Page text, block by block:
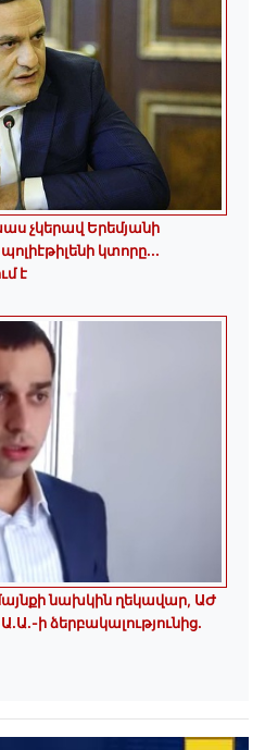
չկերավ Երեմյանի
կտորը․․․
է
նախկին ղեկավար, ԱԺ
ի ձերբակալությունից.